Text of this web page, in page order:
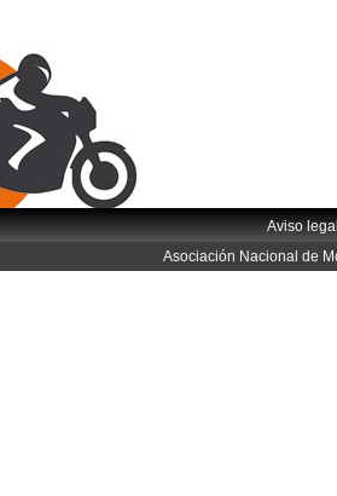
Aviso
Asociación Nacional de